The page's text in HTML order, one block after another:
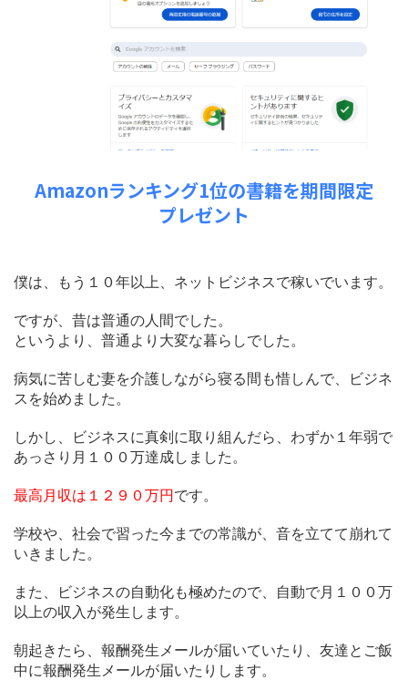
Amazonランキング1位の書籍を期間限定
プレゼント
僕は、もう１０年以上、ネットビジネスで稼いでいます。
ですが、昔は普通の人間でした。
というより、普通より大変な暮らしでした。
病気に苦しむ妻を介護しながら寝る間も惜しんで、ビジネ
スを始めました。
しかし、ビジネスに真剣に取り組んだら、わずか１年弱で
あっさり月１００万達成しました。
最高月収は１２９０万円です。
学校や、社会で習った今までの常識が、音を立てて崩れて
いきました。
また、ビジネスの自動化も極めたので、自動で月１００万
以上の収入が発生します。
朝起きたら、報酬発生メールが届いていたり、友達とご飯
中に報酬発生メールが届いたりします。